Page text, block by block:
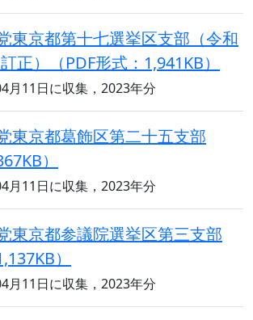
東京都第十七選挙区支部（令和
正）（PDF形式：1,941KB）
月11日に収集，2023年分
東京都葛飾区第二十五支部
）
月11日に収集，2023年分
東京都参議院選挙区第三支部
）
月11日に収集，2023年分